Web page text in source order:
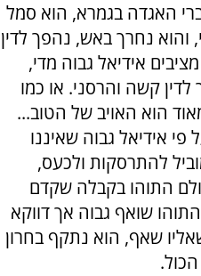
האגדה בגמרא, הוא סמל
והוא נחרך באש, נהפך לדין
אידיאל גבוה מדי,
קשה והרסני. או כמו
הוא האויב של הטוב...
אידיאל גבוה שאיננו
להתרסקות ולכעס,
התוהו בקבלה שקדם
שואף גבוה אך דווקא
שאף, הוא נתקף בחרון